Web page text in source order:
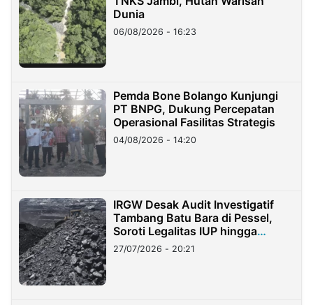
Dunia
06/08/2026 - 16:23
Pemda Bone Bolango Kunjungi
PT BNPG, Dukung Percepatan
Operasional Fasilitas Strategis
04/08/2026 - 14:20
IRGW Desak Audit Investigatif
Tambang Batu Bara di Pessel,
Soroti Legalitas IUP hingga
Stockpile
27/07/2026 - 20:21